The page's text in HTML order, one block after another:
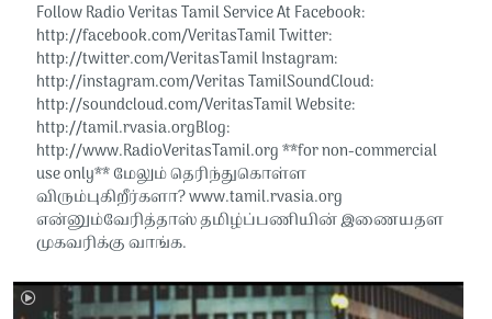
Follow Radio Veritas Tamil Service At Facebook:
http://facebook.com/VeritasTamil​​​​​ Twitter:
http://twitter.com/VeritasTamil​​​​​ Instagram:
http://instagram.com/Veritas Tamil​​​​​SoundCloud:
http://soundcloud.com/VeritasTamil​​​​​ Website:
http://tamil.rvasia.orgBlog:
http://www.RadioVeritasTamil.org ​​​​​**for non-commercial
use only** மேலும் தெரிந்துகொள்ள
விரும்புகிறீர்களா? www.tamil.rvasia.org
என்னும்வேரித்தாஸ் தமிழ்ப்பணியின் இணையதள
முகவரிக்கு வாங்க.